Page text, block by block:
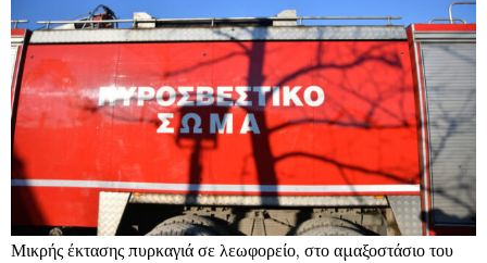
Μικρής έκτασης πυρκαγιά σε λεωφορείο, στο αμαξοστάσιο του